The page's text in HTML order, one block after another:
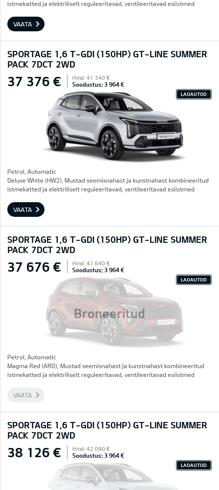
istmekatted ja elektriliselt reguleeritavad, ventileeritavad esiistmed
VAATA
SPORTAGE 1,6 T-GDI (150HP) GT-LINE SUMMER
PACK 7DCT 2WD
37 376 € Hind: 41 340 €
Soodustus: 3 964 €
LAOAUTOD
Petrol, Automatic
Deluxe White (HW2), Mustad seemisnahast ja kunstnahast kombineeritud
istmekatted ja elektriliselt reguleeritavad, ventileeritavad esiistmed
VAATA
SPORTAGE 1,6 T-GDI (150HP) GT-LINE SUMMER
PACK 7DCT 2WD
Broneeritud
37 676 € Hind: 41 640 €
Soodustus: 3 964 €
LAOAUTOD
Petrol, Automatic
Magma Red (ARD), Mustad seemisnahast ja kunstnahast kombineeritud
istmekatted ja elektriliselt reguleeritavad, ventileeritavad esiistmed
VAATA
SPORTAGE 1,6 T-GDI (150HP) GT-LINE SUMMER
PACK 7DCT 2WD
38 126 € Hind: 42 090 €
Soodustus: 3 964 €
LAOAUTOD